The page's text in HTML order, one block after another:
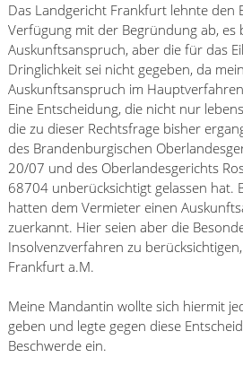
Das Landgericht Frankfurt lehnte den
Verfügung mit der Begründung ab, es
Auskunftsanspruch, aber die für das
Dringlichkeit sei nicht gegeben, da
Auskunftsanspruch im
Eine Entscheidung, die nicht nur
die zu dieser Rechtsfrage bisher
des Brandenburgischen
20/07 und des Oberlandesgerichts
68704 unberücksichtigt gelassen hat.
hatten dem Vermieter einen
zuerkannt. Hier seien aber die
Insolvenzverfahren zu
Frankfurt a.M.
Meine Mandantin wollte sich hiermit
geben und legte gegen diese
Beschwerde ein.